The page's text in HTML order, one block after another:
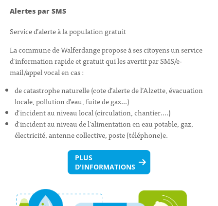
Alertes par SMS
Service d’alerte à la population gratuit
La commune de Walferdange propose à ses citoyens un service
d’information rapide et gratuit qui les avertit par SMS/e-
mail/appel vocal en cas :
de catastrophe naturelle (cote d’alerte de l’Alzette, évacuation
locale, pollution d’eau, fuite de gaz…)
d’incident au niveau local (circulation, chantier….)
d’incident au niveau de l’alimentation en eau potable, gaz,
électricité, antenne collective, poste (téléphone)e.
PLUS
D'INFORMATIONS